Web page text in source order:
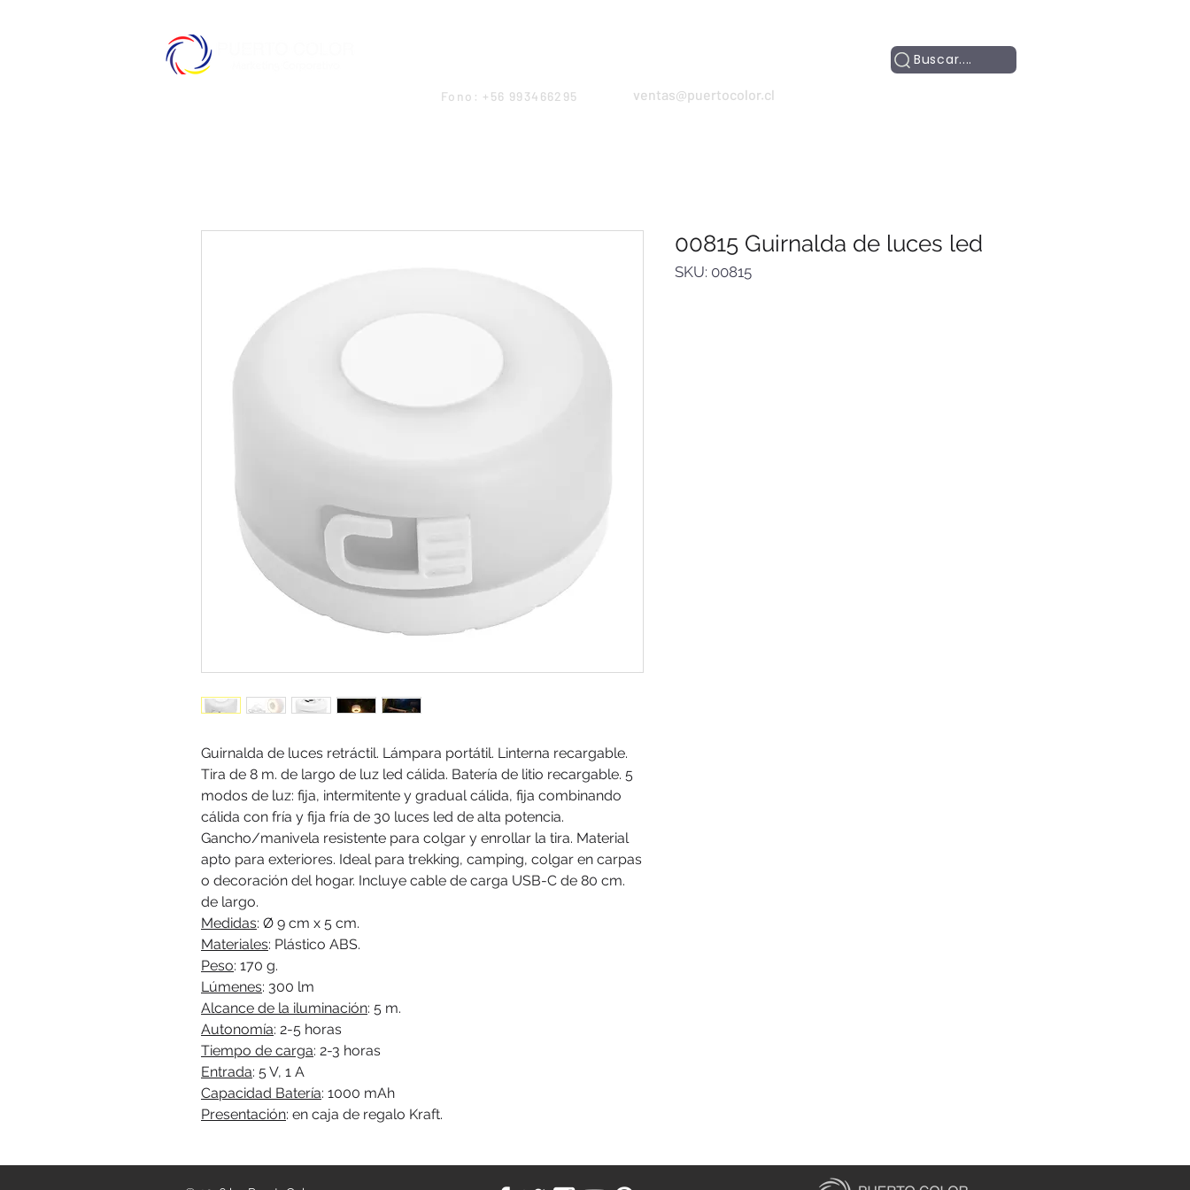
Buscar....
Fono: +56 993466295 ventas@puertocolor.cl
Guirnalda de luces retráctil. Lámpara portátil. Linterna recargable.
Tira de 8 m. de largo de luz led cálida. Batería de litio recargable. 5
modos de luz: fija, intermitente y gradual cálida, fija combinando
cálida con fría y fija fría de 30 luces led de alta potencia.
Gancho/manivela resistente para colgar y enrollar la tira. Material
apto para exteriores. Ideal para trekking, camping, colgar en carpas
o decoración del hogar. Incluye cable de carga USB-C de 80 cm.
de largo.
Medidas: Ø 9 cm x 5 cm.
Materiales: Plástico ABS.
Peso: 170 g.
Lúmenes: 300 lm
Alcance de la iluminación: 5 m.
Autonomía: 2-5 horas
Tiempo de carga: 2-3 horas
Entrada: 5 V, 1 A
Capacidad Batería: 1000 mAh
Presentación: en caja de regalo Kraft.
00815 Guirnalda de luces led
SKU: 00815